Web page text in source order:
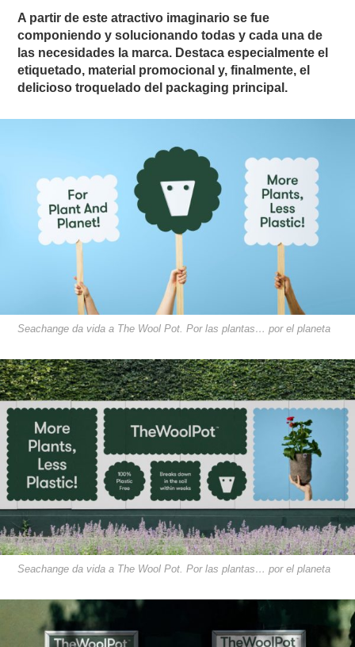
A partir de este atractivo imaginario se fue
componiendo y solucionando todas y cada una de
las necesidades la marca. Destaca especialmente el
etiquetado, material promocional y, finalmente, el
delicioso troquelado del packaging principal.
Seachange da vida a The Wool Pot. Por las plantas… por el planeta
Seachange da vida a The Wool Pot. Por las plantas… por el planeta